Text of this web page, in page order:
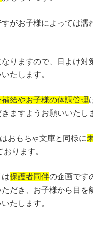
がお子様によっては濡
りますので、日よけ対
たします。
給やお子様の体調管理
ますようお願いいたし
もちゃ文庫と同様に
ります。
保護者同伴の企画です
だき、お子様から目を
たします。